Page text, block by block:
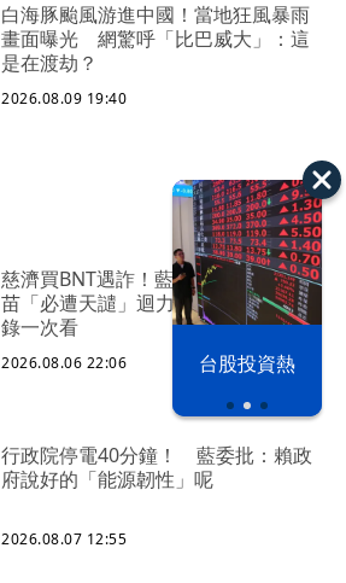
漢光42演習 台股投資熱
白海豚颱風游進中國！當地狂風暴雨
畫面曝光 網驚呼「比巴威大」：這
是在渡劫？
2026.08.09 19:40
慈濟買BNT遇詐！藍白昔嗆政府擋疫
苗「必遭天譴」迴力鏢來了 荒謬語
錄一次看
2026.08.06 22:06
行政院停電40分鐘！ 藍委批：賴政
府說好的「能源韌性」呢
2026.08.07 12:55